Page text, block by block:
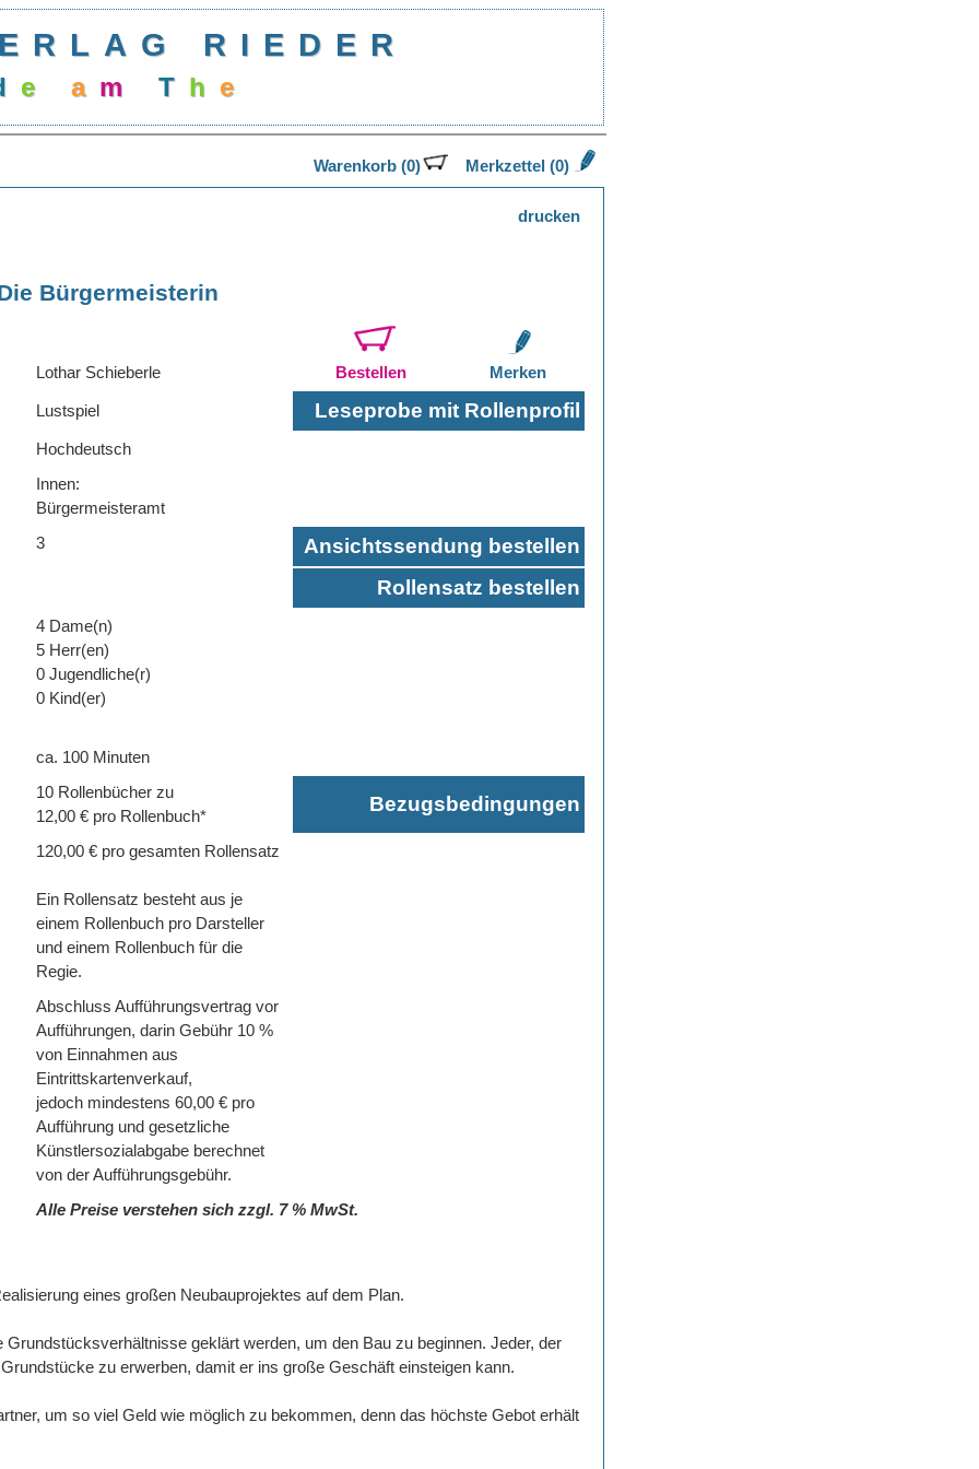
RIEDER
e am Th ea
Warenkorb (0) Merkzettel (0)
drucken
Bürgermeisterin
Lothar Schieberle Bestellen Merken
Lustspiel Leseprobe mit Rollenprofil
Hochdeutsch
Innen:
Bürgermeisteramt
3
Ansichtssendung bestellen
Rollensatz bestellen
4 Dame(n)
5 Herr(en)
0 Jugendliche(r)
0 Kind(er)
ca. 100 Minuten
10 Rollenbücher zu
12,00 € pro Rollenbuch*
Bezugsbedingungen
120,00 € pro gesamten Rollensatz
Ein Rollensatz besteht aus je
einem Rollenbuch pro Darsteller
und einem Rollenbuch für die
Regie.
Abschluss Aufführungsvertrag vor
Aufführungen, darin Gebühr 10 %
von Einnahmen aus
Eintrittskartenverkauf,
jedoch mindestens 60,00 € pro
Aufführung und gesetzliche
Künstlersozialabgabe berechnet
von der Aufführungsgebühr.
Alle Preise verstehen sich zzgl. 7 % MwSt.
eines großen Neubauprojektes auf dem Plan.
geklärt werden, um den Bau zu beginnen. Jeder, der
zu erwerben, damit er ins große Geschäft einsteigen kann.
um so viel Geld wie möglich zu bekommen, denn das höchste Gebot erhält